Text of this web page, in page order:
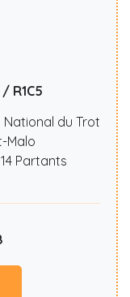
R1C5
National du Trot
Malo
14 Partants